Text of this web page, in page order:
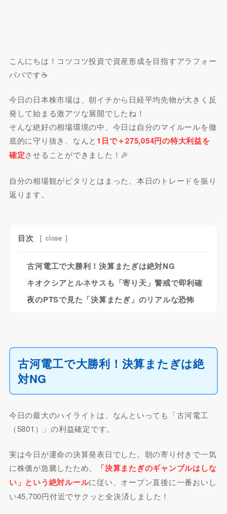
こんにちは！コツコツ投資で資産形成を目指すアラフォー
パパです☕️
今日の日本株市場は、朝イチから日経平均先物が大きく反
発して始まる激アツな展開でしたね！
そんな絶好の相場環境の中、今日は自分のマイルールを徹
底的に守り抜き、なんと 1日で＋275,054円の特大利益を
確定させることができました！🎉
自分の相場観がピタリとはまった、本日のトレードを振り
返ります。
目次 [ close ]
古河電工で大勝利！決算またぎは絶対NG
キオクシアとルネサスも「寄り天」警戒で即利確
夜のPTSで見た「決算またぎ」のリアルな恐怖
古河電工で大勝利！決算またぎは絶
対NG
今日の最大のハイライトは、なんといっても「古河電工
（5801）」の利益確定です。
実は今日が運命の決算発表日でした。朝の寄り付きで一気
に株価が急騰したため、
「決算またぎのギャンブルはしな
い」という絶対ルールに従い、オープン直後に一番おいし
い45,700円付近でサクッと全決済しました！